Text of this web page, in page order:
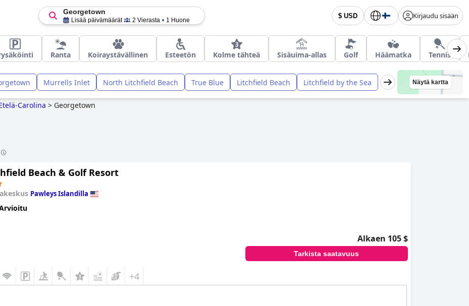
$ USD Kirjaudu sisään
Georgetown
Lisää päivämäärät 2 Vierasta 1 Huone
Ranta Koiraystävällinen Esteetön Kolme tähteä Sisäuima-allas Golf Häämatka Tennis
Murrells Inlet North Litchfield Beach True Blue Litchfield Beach Litchfield by the Sea Näytä kartta
Carolina > Georgetown
Beach & Golf Resort
Pawleys Islandilla
Alkaen 105 $
Tarkista saatavuus
+4